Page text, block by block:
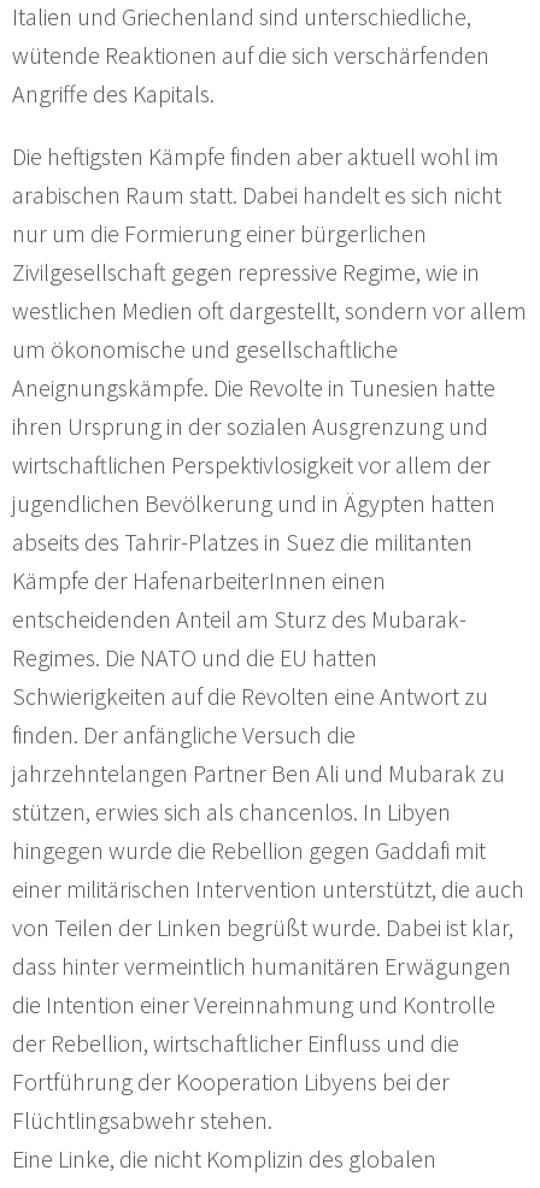
Italien und Griechenland sind unterschiedliche,
wütende Reaktionen auf die sich verschärfenden
Angriffe des Kapitals.
Die heftigsten Kämpfe finden aber aktuell wohl im
arabischen Raum statt. Dabei handelt es sich nicht
nur um die Formierung einer bürgerlichen
Zivilgesellschaft gegen repressive Regime, wie in
westlichen Medien oft dargestellt, sondern vor allem
um ökonomische und gesellschaftliche
Aneignungskämpfe. Die Revolte in Tunesien hatte
ihren Ursprung in der sozialen Ausgrenzung und
wirtschaftlichen Perspektivlosigkeit vor allem der
jugendlichen Bevölkerung und in Ägypten hatten
abseits des Tahrir-Platzes in Suez die militanten
Kämpfe der HafenarbeiterInnen einen
entscheidenden Anteil am Sturz des Mubarak-
Regimes. Die NATO und die EU hatten
Schwierigkeiten auf die Revolten eine Antwort zu
finden. Der anfängliche Versuch die
jahrzehntelangen Partner Ben Ali und Mubarak zu
stützen, erwies sich als chancenlos. In Libyen
hingegen wurde die Rebellion gegen Gaddafi mit
einer militärischen Intervention unterstützt, die auch
von Teilen der Linken begrüßt wurde. Dabei ist klar,
dass hinter vermeintlich humanitären Erwägungen
die Intention einer Vereinnahmung und Kontrolle
der Rebellion, wirtschaftlicher Einfluss und die
Fortführung der Kooperation Libyens bei der
Flüchtlingsabwehr stehen.
Eine Linke, die nicht Komplizin des globalen